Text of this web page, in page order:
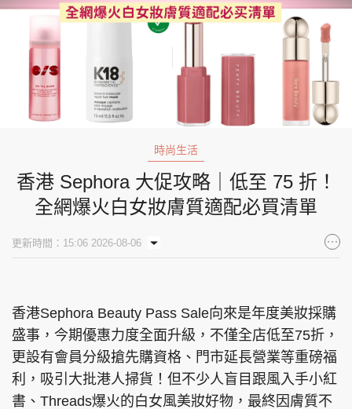
時尚生活
香港 Sephora 大促攻略｜低至 75 折！
全網爆火白女妝膚質適配必買清單
更新時間：15:06 2026-08-06
香港Sephora Beauty Pass Sale向來是年度美妝採購
盛事，今期優惠力度全面升級，不僅全店低至75折，
更設有會員分級搶先購資格、門市延長營業等重磅福
利，吸引大批港人掃貨！但不少人盲目跟風入手小紅
書、Threads爆火的白女風美妝好物，最終因膚質不